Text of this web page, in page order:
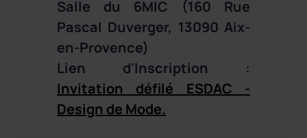
Salle du 6MIC (160 Rue
Pascal Duverger, 13090 Aix-
en-Provence)
Lien d'Inscription :
Invitation défilé ESDAC -
Design de Mode.